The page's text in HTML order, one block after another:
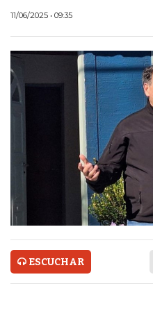
ECONOMÍA Y NEGOCIOS
ULTIMAS NOTICIAS
TEMAS DESTACADOS
TECNOLOGÍA
PRONÓSTICO
HORÓSCOPO
CÓMO FUNCIONA:
11/06/2025 • 09:35
ESCUCHAR